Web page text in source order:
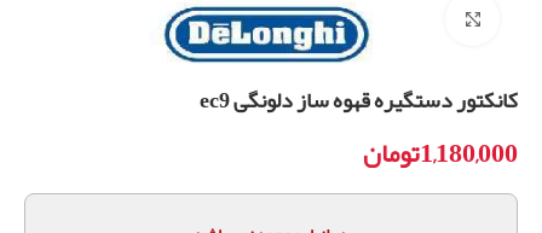
برای بزرگنمایی کلیک کنید
کانکتور دستگیره قهوه ساز دلونگی ec9
1,180,000تومان